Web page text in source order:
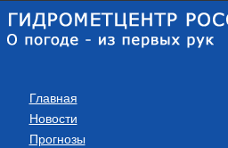
Главная
Новости
Прогнозы